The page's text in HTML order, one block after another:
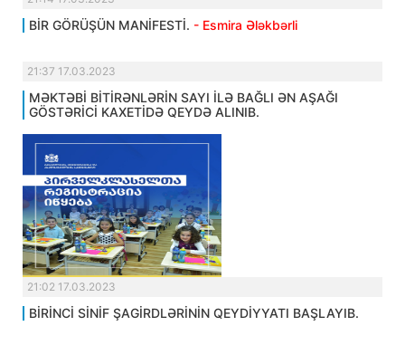
BİR GÖRÜŞÜN MANİFESTİ. - Esmira Ələkbərli
21:37 17.03.2023
MƏKTƏBİ BİTİRƏNLƏRİN SAYI İLƏ BAĞLI ƏN AŞAĞI
GÖSTƏRİCİ KAXETİDƏ QEYDƏ ALINIB.
21:02 17.03.2023
BİRİNCİ SİNİF ŞAGİRDLƏRİNİN QEYDİYYATI BAŞLAYIB.